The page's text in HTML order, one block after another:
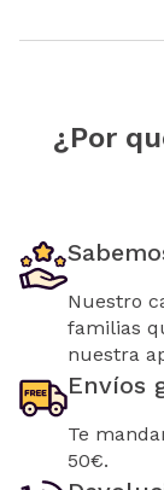
¿Por
Nuestro
familias
nuestra
Envíos
Te
50€.